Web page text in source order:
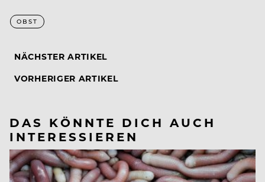
OBST
NÄCHSTER ARTIKEL
VORHERIGER ARTIKEL
DAS KÖNNTE DICH AUCH
INTERESSIEREN